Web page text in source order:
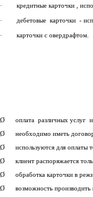
· кредитные карточки ,
· дебетовые карточки -
· карточки с овердрафтом.
Ø оплата различных услуг и
Ø необходимо иметь договор с
Ø используются для оплаты
Ø клиент распоряжается
Ø обработка карточки в
Ø возможность производить